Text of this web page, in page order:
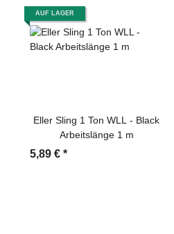
AUF LAGER
Eller Sling 1 Ton WLL - Black
Arbeitslänge 1 m
5,89 € *